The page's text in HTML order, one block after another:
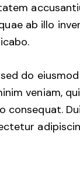
ab illo
do
veniam,
consequat.